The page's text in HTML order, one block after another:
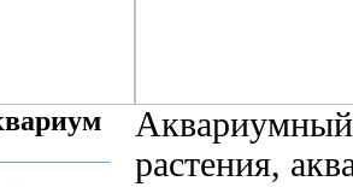
растения,